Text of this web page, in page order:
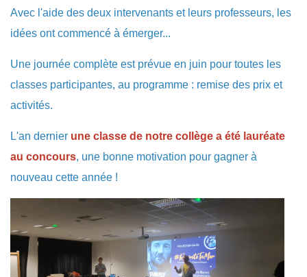
Avec l'aide des deux intervenants et leurs professeurs, les
idées ont commencé à émerger...
Une journée complète est prévue en juin pour toutes les
classes participantes, au programme : remise des prix et
activités.
L'an dernier une classe de notre collège a été lauréate
au concours, une bonne motivation pour gagner à
nouveau cette année !